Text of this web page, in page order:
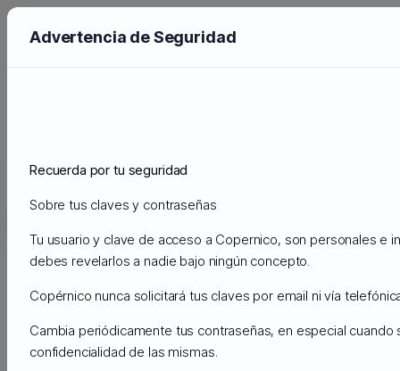
Assistenza
I miei ticket Comunicazioni Archivio Domande
Copernico Cloud Backups
LA NUEVA CLOUD PARA BACKUPS, MÁS
Advertencia de Seguridad
Recuerda por tu seguridad
Sobre tus claves y contraseñas
Tu usuario y clave de acceso a Copernico, son personales e
debes revelarlos a nadie bajo ningún concepto.
Copérnico nunca solicitará tus claves por email ni vía
Cambia periódicamente tus contraseñas, en especial
confidencialidad de las mismas.